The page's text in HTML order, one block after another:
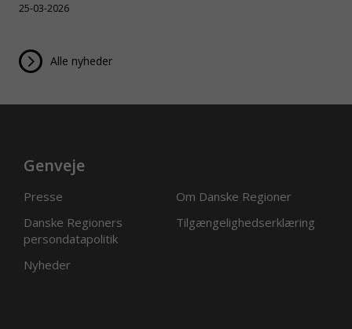
25-03-2026
Alle nyheder
Genveje
Presse
Om Danske Regioner
Danske Regioners
persondatapolitik
Tilgængelighedserklæring
Nyheder